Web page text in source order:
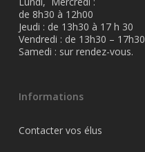
de 8h30 à 12h00
Jeudi : de 13h30 à 17 h 30
Vendredi : de 13h30 – 17h30
Samedi : sur rendez-vous.
Informations
Contacter vos élus